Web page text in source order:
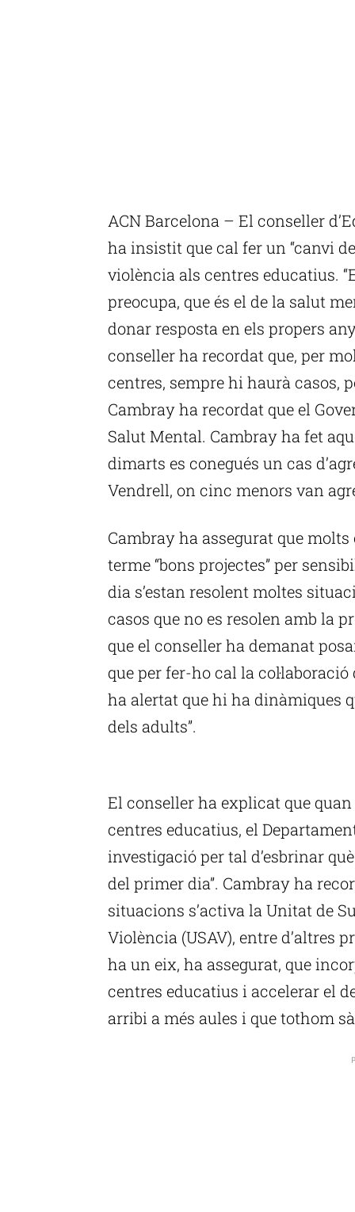
ACN Barcelona – El conseller
ha insistit que cal fer un “canvi
violència als centres educatius.
preocupa, que és el de la salut
donar resposta en els propers
conseller ha recordat que, per
centres, sempre hi haurà casos,
Cambray ha recordat que el
Salut Mental. Cambray ha fet
dimarts es conegués un cas
Vendrell, on cinc menors van
Cambray ha assegurat que
terme “bons projectes” per
dia s’estan resolent moltes
casos que no es resolen amb la
que el conseller ha demanat
que per fer-ho cal la
ha alertat que hi ha dinàmiques
dels adults”.
El conseller ha explicat que
centres educatius, el
investigació per tal d’esbrinar
del primer dia”. Cambray ha
situacions s’activa la Unitat de
Violència (USAV), entre d’altres
ha un eix, ha assegurat, que
centres educatius i accelerar el
arribi a més aules i que tothom